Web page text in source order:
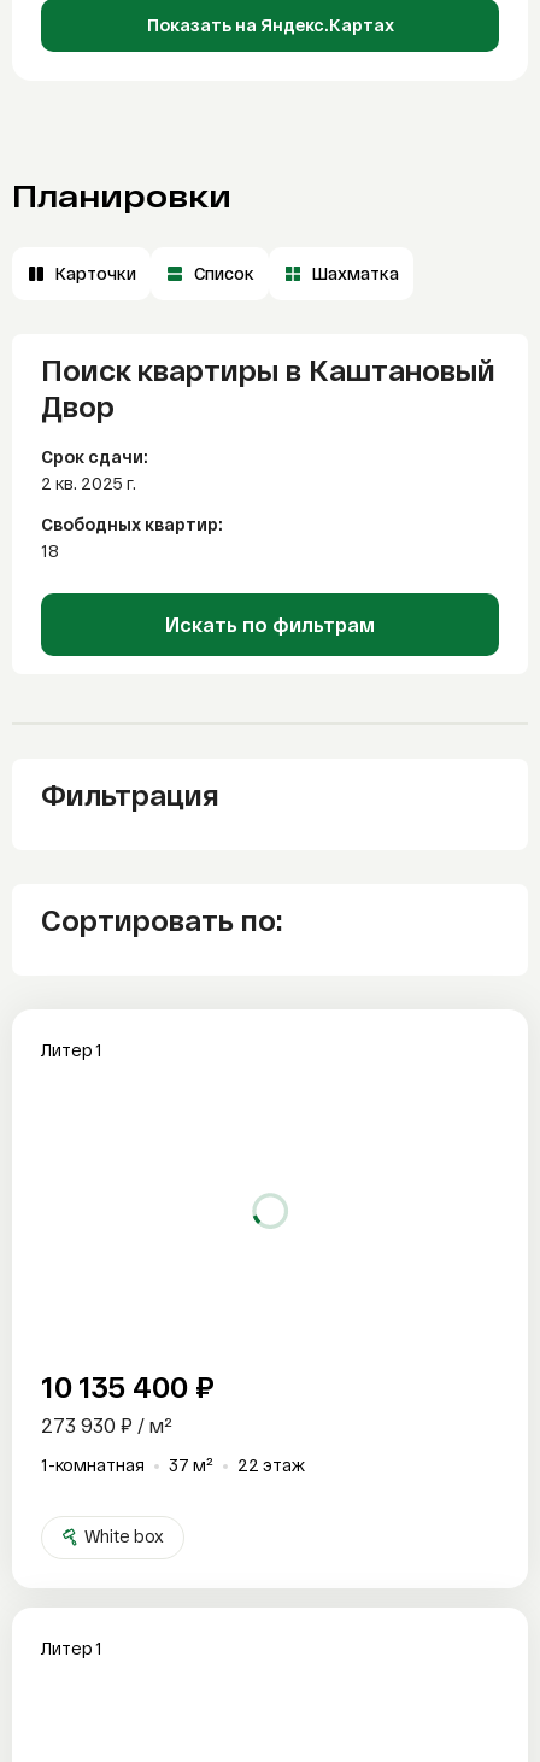
Показать на Яндекс.Картах
Планировки
Карточки Список Шахматка
Поиск квартиры в Каштановый
Двор
Срок сдачи:
2 кв. 2025 г.
Свободных квартир:
18
Искать по фильтрам
Фильтрация
Сортировать по:
Литер 1
10 135 400 ₽
273 930 ₽ / м²
1-комнатная 37 м² 22 этаж
White box
Литер 1